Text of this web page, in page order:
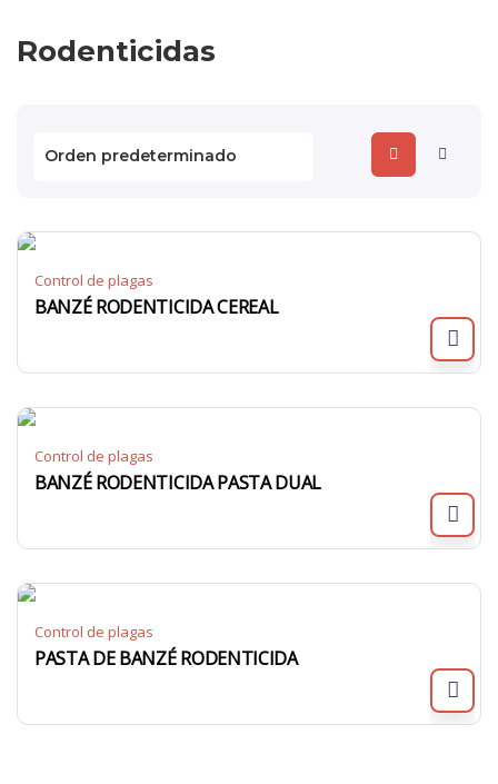
Rodenticidas
Control de plagas
BANZÉ RODENTICIDA CEREAL
Control de plagas
BANZÉ RODENTICIDA PASTA DUAL
Control de plagas
PASTA DE BANZÉ RODENTICIDA